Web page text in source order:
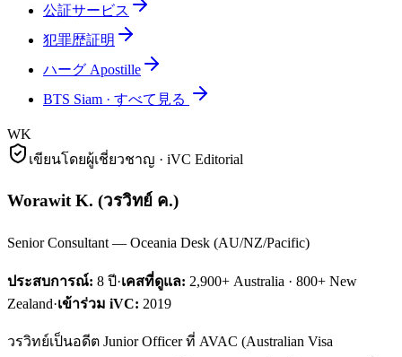
公証サービス
犯罪歴証明
ハーグ Apostille
BTS Siam · すべて見る
WK
เขียนโดยผู้เชี่ยวชาญ · iVC Editorial
Worawit K. (วรวิทย์ ค.)
Senior Consultant — Oceania Desk (AU/NZ/Pacific)
ประสบการณ์: 8 ปี·เคสที่ดูแล: 2,900+ Australia · 800+ New
Zealand·เข้าร่วม iVC: 2019
วรวิทย์เป็นอดีต Junior Officer ที่ AVAC (Australian Visa